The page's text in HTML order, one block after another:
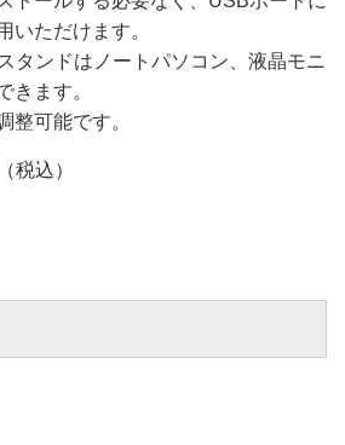
いただけます。
タンドはノートパソコン、液晶モニ
きます。
整可能です。
税込）